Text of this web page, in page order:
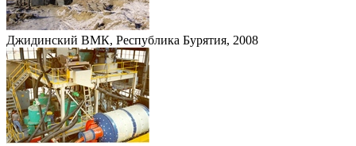
Джидинский ВМК, Республика Бурятия, 2008